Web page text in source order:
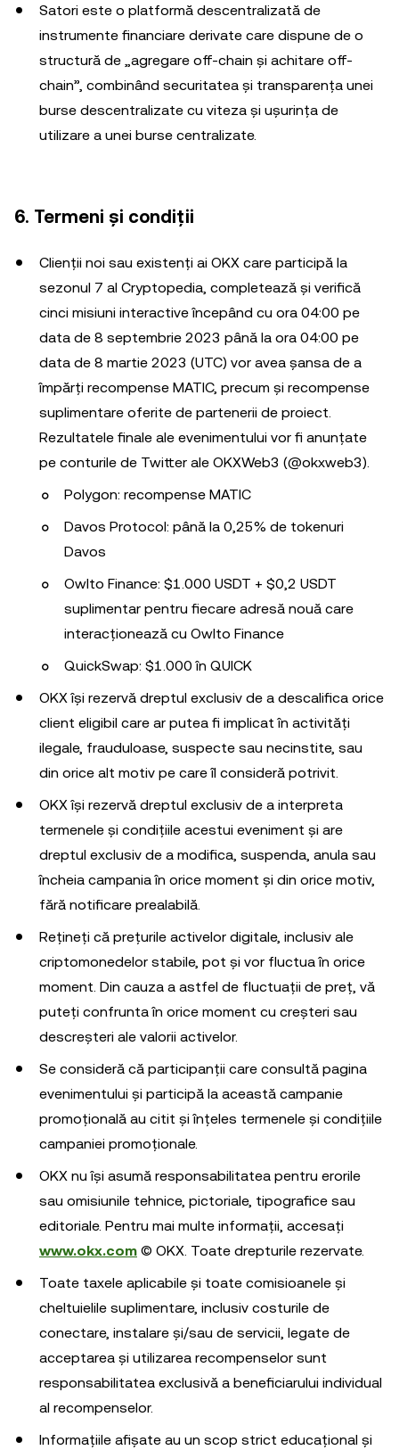
Satori este o platformă descentralizată de
instrumente financiare derivate care dispune de o
structură de „agregare off-chain și achitare off-
chain”, combinând securitatea și transparența unei
burse descentralizate cu viteza și ușurința de
utilizare a unei burse centralizate.
6. Termeni și condiții
Clienții noi sau existenți ai OKX care participă la
sezonul 7 al Cryptopedia, completează și verifică
cinci misiuni interactive începând cu ora 04:00 pe
data de 8 septembrie 2023 până la ora 04:00 pe
data de 8 martie 2023 (UTC) vor avea șansa de a
împărți recompense MATIC, precum și recompense
suplimentare oferite de partenerii de proiect.
Rezultatele finale ale evenimentului vor fi anunțate
pe conturile de Twitter ale OKXWeb3 (@okxweb3).
Polygon: recompense MATIC
Davos Protocol: până la 0,25% de tokenuri
Davos
Owlto Finance: $1.000 USDT + $0,2 USDT
suplimentar pentru fiecare adresă nouă care
interacționează cu Owlto Finance
QuickSwap: $1.000 în QUICK
OKX își rezervă dreptul exclusiv de a descalifica orice
client eligibil care ar putea fi implicat în activități
ilegale, frauduloase, suspecte sau necinstite, sau
din orice alt motiv pe care îl consideră potrivit.
OKX își rezervă dreptul exclusiv de a interpreta
termenele și condițiile acestui eveniment și are
dreptul exclusiv de a modifica, suspenda, anula sau
încheia campania în orice moment și din orice motiv,
fără notificare prealabilă.
Rețineți că prețurile activelor digitale, inclusiv ale
criptomonedelor stabile, pot și vor fluctua în orice
moment. Din cauza a astfel de fluctuații de preț, vă
puteți confrunta în orice moment cu creșteri sau
descreșteri ale valorii activelor.
Se consideră că participanții care consultă pagina
evenimentului și participă la această campanie
promoțională au citit și înțeles termenele și condițiile
campaniei promoționale.
OKX nu își asumă responsabilitatea pentru erorile
sau omisiunile tehnice, pictoriale, tipografice sau
editoriale. Pentru mai multe informații, accesați
www.okx.com © OKX. Toate drepturile rezervate.
Toate taxele aplicabile și toate comisioanele și
cheltuielile suplimentare, inclusiv costurile de
conectare, instalare și/sau de servicii, legate de
acceptarea și utilizarea recompenselor sunt
responsabilitatea exclusivă a beneficiarului individual
al recompenselor.
Informațiile afișate au un scop strict educațional și